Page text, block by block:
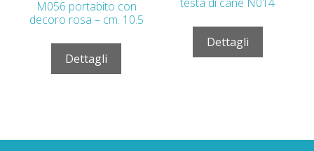
M056 portabito con
decoro rosa – cm. 10.5
Dettagli
Dettagli